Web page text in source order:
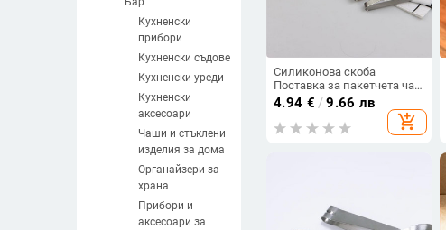
Кухненски
прибори
Кухненски съдове
Кухненски уреди
Кухненски
аксесоари
Чаши и стъклени
изделия за дома
Органайзери за
храна
Прибори и
аксесоари за
Силиконова скоба
Поставка за пакетчета чай
Мини кухненска скоба
Кухненски щипки
Неръждаема стомана
Творчески кухненски
4.94 € /9.66 лв
add_shopping_cart